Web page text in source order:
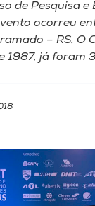
de Pesquisa e
ocorreu
– RS. O
1987, já foram